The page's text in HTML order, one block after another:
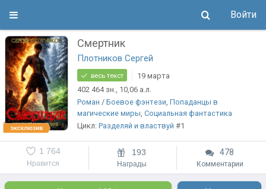
Войти
Смертник
Плотников Сергей
весь текст
19 марта
402 464 зн., 10,06 а.л.
Роман /Боевое фэнтези,Попаданцы в
магические миры,Социальная фантастика
Цикл:Разделяй и властвуй #1
Нравится
1 764 193
Награды
478
Комментарии